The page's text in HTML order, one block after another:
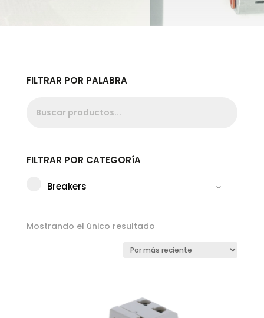
FILTRAR POR PALABRA
FILTRAR POR CATEGORíA
Breakers
Mostrando el único resultado